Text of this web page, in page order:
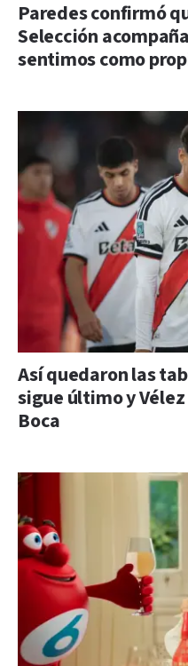
Paredes confirmó
Selección
sentimos como
Así quedaron las
sigue último y
Boca